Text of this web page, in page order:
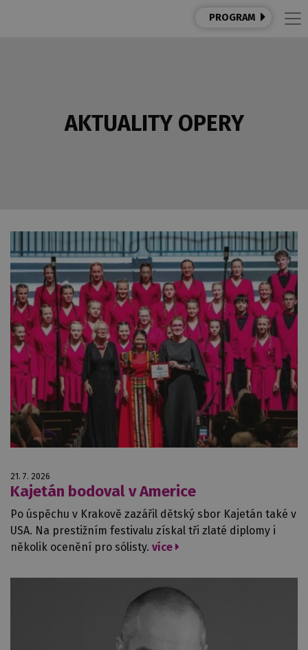
PROGRAM
AKTUALITY OPERY
21. 7. 2026
Kajetán bodoval v Americe
Po úspěchu v Krakově zazářil dětský sbor Kajetán také v
USA. Na prestižním festivalu získal tři zlaté diplomy i
několik ocenění pro sólisty. více